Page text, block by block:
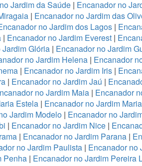
Jardim da Saúde| Encanador no
| Encanador no Jardim das
no Jardim dos Lagos |
| Encanador no Jardim Everest |
Glória| Encanador no Jardim
no Jardim Helena | Encanador
| Encanador no Jardim Iris|
| Encanador no Jardim Jaú |
no Jardim Maia | Encanador
Estela | Encanador no Jardim
Jardim Modelo| Encanador no
| Encanador no Jardim Nice|
| Encanador no Jardim Parana|
no Jardim Paulista | Encanador no
Penha| Encanador no Jardim Pereira